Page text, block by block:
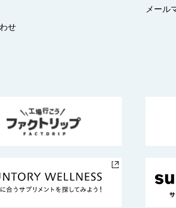
せ
メール